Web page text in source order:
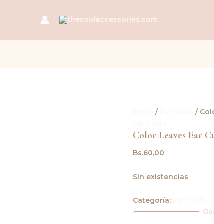
/
/
Color Leaves Ear
Bs.60,00
Sin existencias
Categoría: